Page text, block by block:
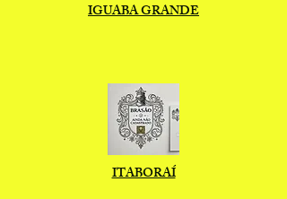
IGUABA GRANDE
ITABORAÍ